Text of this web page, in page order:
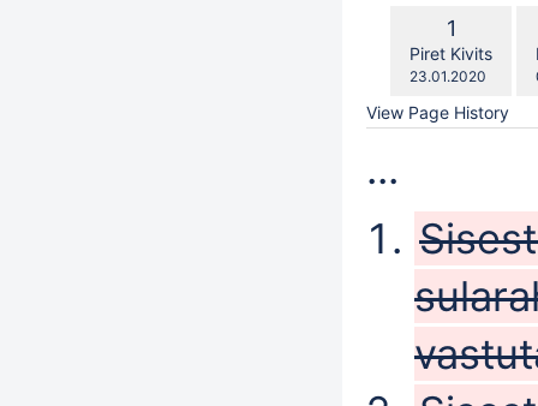
Old
Version
1
Piret Kivits
Saved
23.01.2020
View Page History
...